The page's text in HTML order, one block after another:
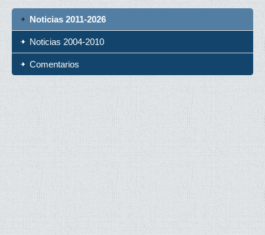
Noticias 2011-2026
Noticias 2004-2010
Comentarios